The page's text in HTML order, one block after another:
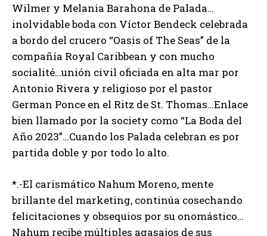
Wilmer y Melania Barahona de Palada…
inolvidable boda con Víctor Bendeck celebrada
a bordo del crucero “Oasis of The Seas” de la
compañía Royal Caribbean y con mucho
socialité…unión civil oficiada en alta mar por
Antonio Rivera y religioso por el pastor
German Ponce en el Ritz de St. Thomas…Enlace
bien llamado por la society como “La Boda del
Año 2023”…Cuando los Palada celebran es por
partida doble y por todo lo alto.
*.-El carismático Nahum Moreno, mente
brillante del marketing, continúa cosechando
felicitaciones y obsequios por su onomástico…
Nahum recibe múltiples agasajos de sus